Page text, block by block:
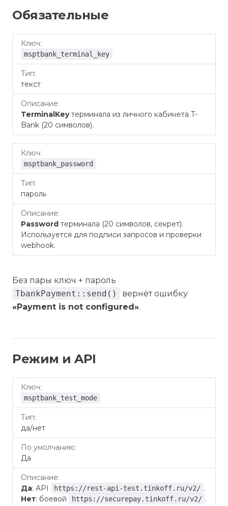
Обязательные
Ключ
msptbank_terminal_key
текст
TerminalKeyтерминала из личного кабинета T-
Bank (20 символов).
msptbank_password
пароль
Password терминала (20 символов, секрет).
Используется для подписи запросов и проверки
webhook.
Без пары ключ + пароль
TbankPayment::send()
вернёт ошибку
«Payment is not configured».
Режим и API
Ключ
умолчанию
msptbank_test_mode
да/нет
Да
Да: API https://rest-api-test.tinkoff.ru/v2/ .
Нет: боевой https://securepay.tinkoff.ru/v2/ .